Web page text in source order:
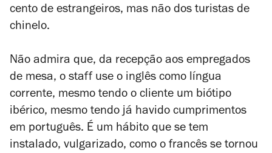
cento de estrangeiros, mas não dos turistas de
chinelo.
Não admira que, da recepção aos empregados
de mesa, o staff use o inglês como língua
corrente, mesmo tendo o cliente um biótipo
ibérico, mesmo tendo já havido cumprimentos
em português. É um hábito que se tem
instalado, vulgarizado, como o francês se tornou